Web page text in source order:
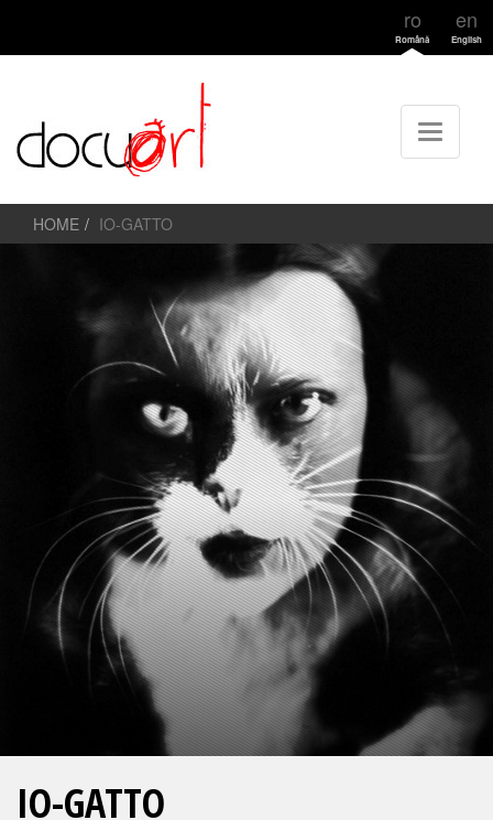
ro
Română
en
English
HOME IO-GATTO
IO-GATTO